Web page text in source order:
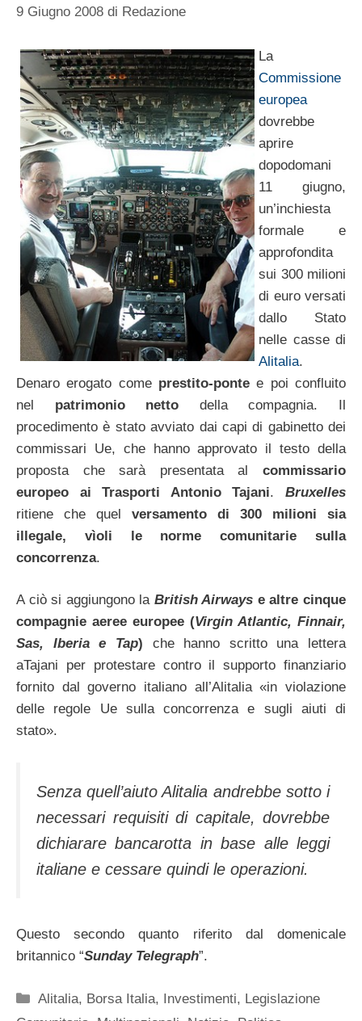
9 Giugno 2008 di Redazione
La
Commissione
europea
dovrebbe
aprire
dopodomani
11 giugno,
un’inchiesta
formale e
approfondita
sui 300 milioni
di euro versati
dallo Stato
nelle casse di
Alitalia.
Denaro erogato come prestito-ponte e poi confluito
nel patrimonio netto della compagnia. Il
procedimento è stato avviato dai capi di gabinetto dei
commissari Ue, che hanno approvato il testo della
proposta che sarà presentata al commissario
europeo ai Trasporti Antonio Tajani.Bruxelles
ritiene che quel versamento di 300 milioni sia
illegale, vìoli le norme comunitarie sulla
concorrenza.
A ciò si aggiungono laBritish Airways e altre cinque
compagnie aeree europee (Virgin Atlantic, Finnair,
Sas, Iberia e Tap) che hanno scritto una lettera
aTajani per protestare contro il supporto finanziario
fornito dal governo italiano all’Alitalia «in violazione
delle regole Ue sulla concorrenza e sugli aiuti di
stato».
Senza quell’aiuto Alitalia andrebbe sotto i
necessari requisiti di capitale, dovrebbe
dichiarare bancarotta in base alle leggi
italiane e cessare quindi le operazioni.
Questo secondo quanto riferito dal domenicale
britannico “Sunday Telegraph”.
Categorie
Alitalia, Borsa Italia, Investimenti, Legislazione